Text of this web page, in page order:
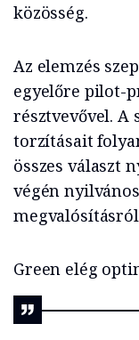
közösség.
Az elemzés
egyelőre pilot-
résztvevővel. A
torzításait
összes választ
végén
Green elég